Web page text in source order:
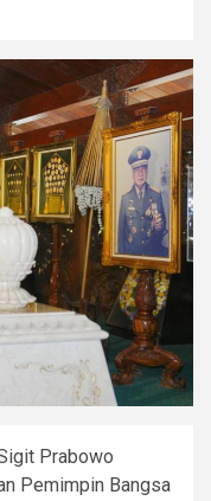
Prabowo
Pemimpin Bangsa